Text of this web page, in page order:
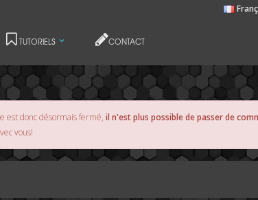
TUTORIELS CONTACT
est donc désormais fermé, il n'est plus possible de passer de
vous!